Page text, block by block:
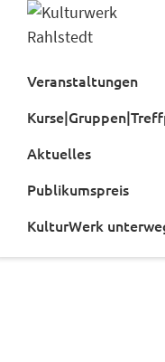
Hauptnavigation
Zum
Inhalt
Rahlstedt
Veranstaltungen
Aktuelles
Publikumspreis
KulturWerk